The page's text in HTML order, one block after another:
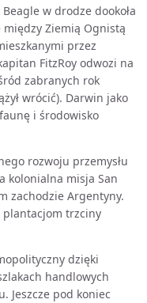
w drodze dookoła
między Ziemią Ognistą
przez
FitzRoy odwozi na
zabranych rok
wrócić). Darwin jako
i środowisko
rozwoju przemysłu
kolonialna misja San
zachodzie Argentyny.
plantacjom trzciny
dzięki
handlowych
Jeszcze pod koniec